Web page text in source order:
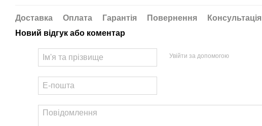
Доставка Оплата Гарантія Повернення
Консультація
Новий відгук або коментар
Увійти за допомогою